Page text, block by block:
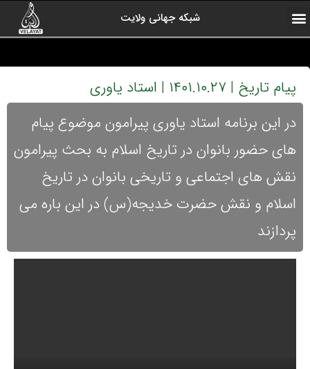
شبکه جهانی ولایت
پیام تاریخ | ۱۴۰۱.۱۰.۲۷ | استاد یاوری
در این برنامه استاد یاوری پیرامون موضوع پیام
های حضور بانوان در تاریخ اسلام به بحث پیرامون
نقش های اجتماعی و تاریخی بانوان در تاریخ
اسلام و نقش حضرت خدیجه(س) در این باره می
پردازند